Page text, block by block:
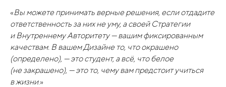
«Вы можете принимать верные решения, если отдадите
ответственность за них не уму, а своей Стратегии
и Внутреннему Авторитету — вашим фиксированным
качествам. В вашем Дизайне то, что окрашено
(определено), — это студент, а всё, что белое
(не закрашено), — это то, чему вам предстоит учиться
в жизни.»